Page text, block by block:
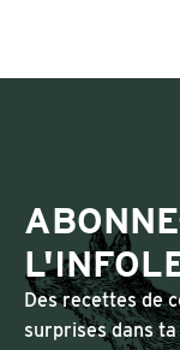
Des recettes de
surprises dans